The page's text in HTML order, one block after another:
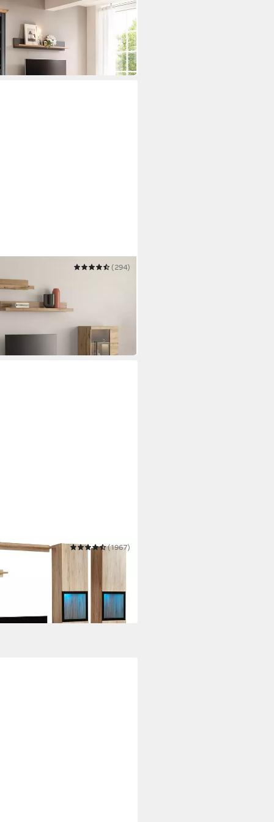
cm moderne Mediawand ohne
(294)
(1967)